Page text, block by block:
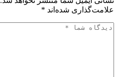
علامت‌گذاری شده‌اند *